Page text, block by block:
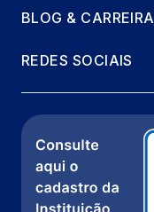
BLOG & CARREIRA
REDES SOCIAIS